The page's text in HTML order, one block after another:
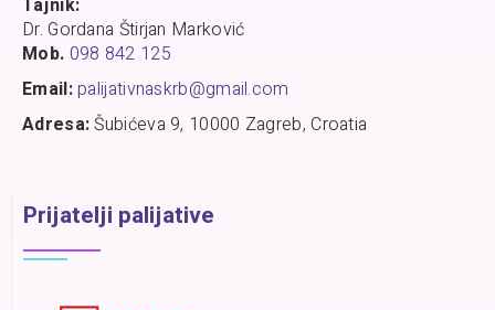
Tajnik:
Dr. Gordana Štirjan Marković
Mob. 098 842 125
Email:palijativnaskrb@gmail.com
Adresa:Šubićeva 9, 10000 Zagreb, Croatia
Prijatelji palijative